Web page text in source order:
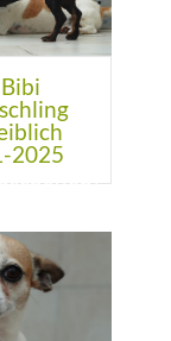
Bibi
2025